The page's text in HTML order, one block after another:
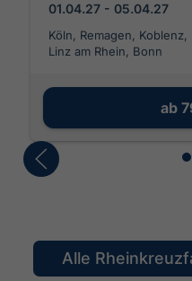
01.04.27 - 05.04.27
Köln, Remagen,
Linz am Rhein, Bonn
ab
Alle